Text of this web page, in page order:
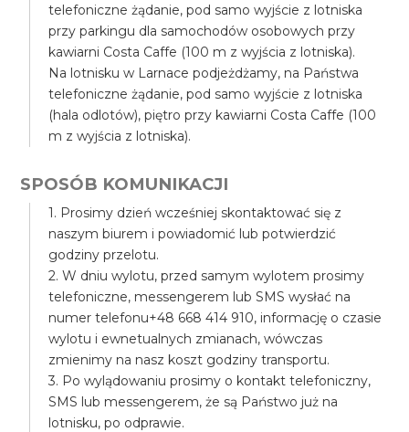
telefoniczne żądanie, pod samo wyjście z lotniska
przy parkingu dla samochodów osobowych przy
kawiarni Costa Caffe (100 m z wyjścia z lotniska).
Na lotnisku w Larnace podjeżdżamy, na Państwa
telefoniczne żądanie, pod samo wyjście z lotniska
(hala odlotów), piętro przy kawiarni Costa Caffe (100
m z wyjścia z lotniska).
SPOSÓB KOMUNIKACJI
1. Prosimy dzień wcześniej skontaktować się z
naszym biurem i powiadomić lub potwierdzić
godziny przelotu.
2. W dniu wylotu, przed samym wylotem prosimy
telefoniczne, messengerem lub SMS wysłać na
numer telefonu+48 668 414 910, informację o czasie
wylotu i ewnetualnych zmianach, wówczas
zmienimy na nasz koszt godziny transportu.
3. Po wylądowaniu prosimy o kontakt telefoniczny,
SMS lub messengerem, że są Państwo już na
lotnisku, po odprawie.